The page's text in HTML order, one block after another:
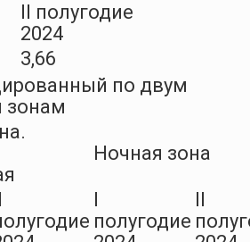
II полугодие
2024
3,66
по двум
Ночная зона
полугодие